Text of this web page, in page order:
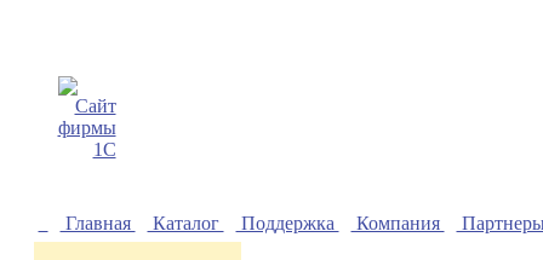
Главная Каталог Поддержка Компания